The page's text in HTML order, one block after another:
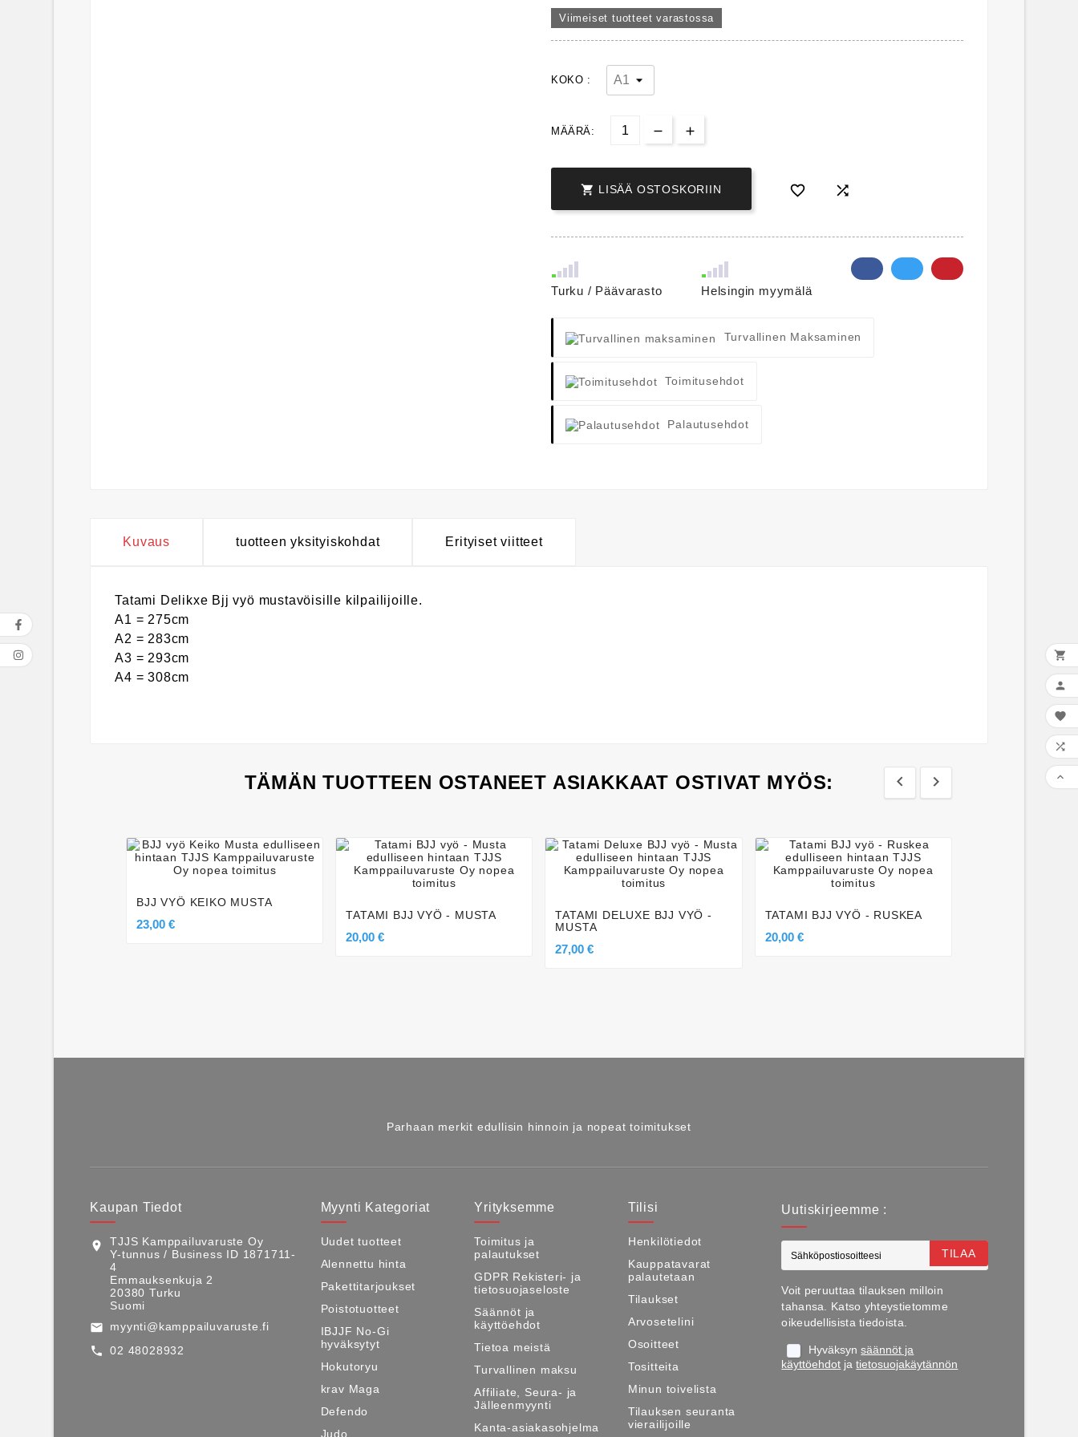
Viimeiset tuotteet varastossa
KOKO :
MÄÄRÄ:
 LISÄÄ OSTOSKORIIN  
Turku / Päävarasto Helsingin myymälä
Turvallinen Maksaminen
Toimitusehdot
Palautusehdot
Kuvaus tuotteen yksityiskohdat Erityiset viitteet
Tatami Delikxe Bjj vyö mustavöisille kilpailijoille.
A1 = 275cm
A2 = 283cm
A3 = 293cm
A4 = 308cm
TÄMÄN TUOTTEEN OSTANEET ASIAKKAAT OSTIVAT MYÖS:  
   
BJJ VYÖ KEIKO MUSTA
23,00 €
   
TATAMI BJJ VYÖ - MUSTA
20,00 €
   
TATAMI DELUXE BJJ VYÖ -
MUSTA
27,00 €
   
TATAMI BJJ VYÖ - RUSKEA
20,00 €
Parhaan merkit edullisin hinnoin ja nopeat toimitukset
Kaupan Tiedot
location_on
TJJS Kamppailuvaruste Oy
Y-tunnus / Business ID 1871711-
4
Emmauksenkuja 2
20380 Turku
Suomi
email myynti@kamppailuvaruste.fi
call 02 48028932
Myynti Kategoriat
Uudet tuotteet
Alennettu hinta
Pakettitarjoukset
Poistotuotteet
IBJJF No-Gi
hyväksytyt
Hokutoryu
krav Maga
Defendo
Judo
Yrityksemme
Toimitus ja
palautukset
GDPR Rekisteri- ja
tietosuojaseloste
Säännöt ja
käyttöehdot
Tietoa meistä
Turvallinen maksu
Affiliate, Seura- ja
Jälleenmyynti
Kanta-asiakasohjelma
Tilisi
Henkilötiedot
Kauppatavarat
palautetaan
Tilaukset
Arvosetelini
Osoitteet
Tositteita
Minun toivelista
Tilauksen seuranta
vierailijoille
Uutiskirjeemme :
TILAA
Voit peruuttaa tilauksen milloin
tahansa. Katso yhteystietomme
oikeudellisista tiedoista.
Hyväksynsäännöt ja
käyttöehdot jatietosuojakäytännön




